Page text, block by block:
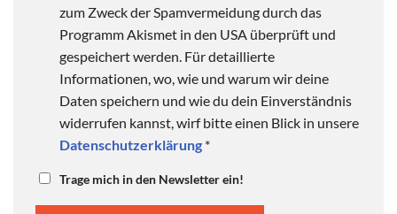
zum Zweck der Spamvermeidung durch das
Programm Akismet in den USA überprüft und
gespeichert werden. Für detaillierte
Informationen, wo, wie und warum wir deine
Daten speichern und wie du dein Einverständnis
widerrufen kannst, wirf bitte einen Blick in unsere
Datenschutzerklärung *
Trage mich in den Newsletter ein!